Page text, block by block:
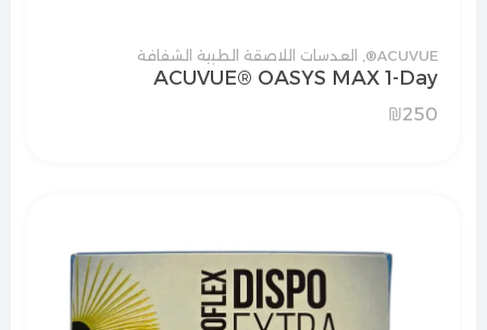
ACUVUE®
, العدسات اللاصقة الطبية الشفافة
ACUVUE® OASYS MAX 1-Day
₪250